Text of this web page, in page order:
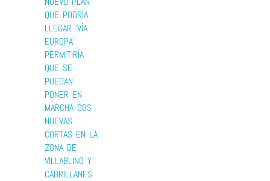
QUE PODRÍA
LLEGAR ‘VÍA
EUROPA’
PERMITIRÍA
QUE SE
PUEDAN
PONER EN
MARCHA DOS
NUEVAS
CORTAS EN LA
ZONA DE
VILLABLINO Y
CABRILLANES